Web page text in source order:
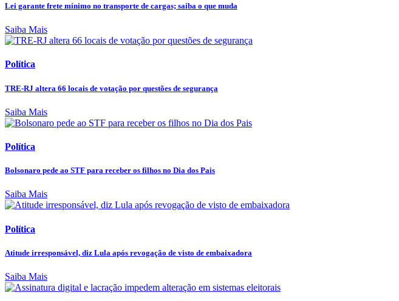
Lei garante frete mínimo no transporte de cargas; saiba o que muda
Saiba Mais
Política
TRE-RJ altera 66 locais de votação por questões de segurança
Saiba Mais
Política
Bolsonaro pede ao STF para receber os filhos no Dia dos Pais
Saiba Mais
Política
Atitude irresponsável, diz Lula após revogação de visto de embaixadora
Saiba Mais